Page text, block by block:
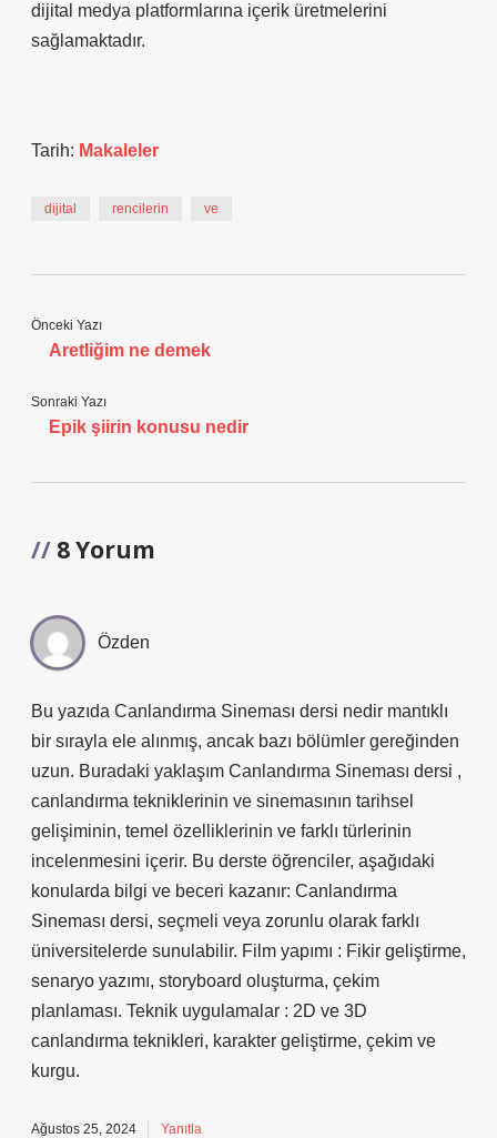
dijital medya platformlarına içerik üretmelerini
sağlamaktadır.
Tarih: Makaleler
dijital rencilerin ve
Önceki Yazı
Aretliğim ne demek
Sonraki Yazı
Epik şiirin konusu nedir
8 Yorum
Özden
Bu yazıda Canlandırma Sineması dersi nedir mantıklı
bir sırayla ele alınmış, ancak bazı bölümler gereğinden
uzun. Buradaki yaklaşım Canlandırma Sineması dersi ,
canlandırma tekniklerinin ve sinemasının tarihsel
gelişiminin, temel özelliklerinin ve farklı türlerinin
incelenmesini içerir. Bu derste öğrenciler, aşağıdaki
konularda bilgi ve beceri kazanır: Canlandırma
Sineması dersi, seçmeli veya zorunlu olarak farklı
üniversitelerde sunulabilir. Film yapımı : Fikir geliştirme,
senaryo yazımı, storyboard oluşturma, çekim
planlaması. Teknik uygulamalar : 2D ve 3D
canlandırma teknikleri, karakter geliştirme, çekim ve
kurgu.
Ağustos 25, 2024 Yanıtla